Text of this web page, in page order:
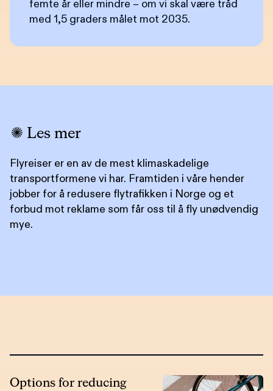
femte år eller mindre – om vi skal være tråd
med 1,5 graders målet mot 2035.
Les mer
Flyreiser er en av de mest klimaskadelige
transportformene vi har. Framtiden i våre hender
jobber for å redusere flytrafikken i Norge og et
forbud mot reklame som får oss til å fly unødvendig
mye.
Options for reducing